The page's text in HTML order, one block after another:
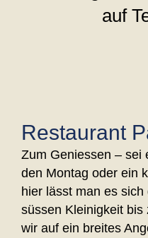
Restaurant
Zum Geniessen – sei
den Montag oder ein
hier lässt man es
süssen Kleinigkeit bis
wir auf ein breites